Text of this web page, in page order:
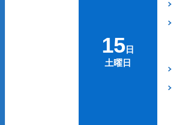
15 日
土曜日